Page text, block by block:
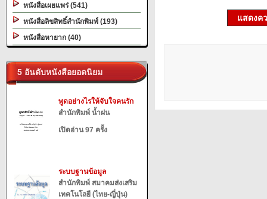
หนังสือเผยแพร่ (541)
หนังสือลิขสิทธิ์สำนักพิมพ์ (193)
หนังสือหายาก (40)
5 อันดับหนังสือยอดนิยม
พูดอย่างไรให้จับใจคนรัก
สำนักพิมพ์ น้ำฝน
เปิดอ่าน 97 ครั้ง
ระบบฐานข้อมูล
สำนักพิมพ์ สมาคมส่งเสริม
เทคโนโลยี (ไทย-ญี่ปุ่น)
แสดงค